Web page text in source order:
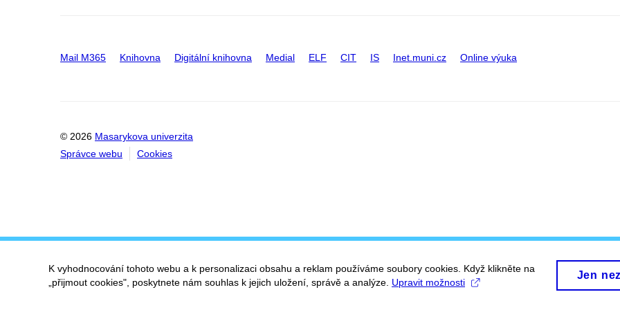
Mail M365 Knihovna Digitální knihovna Medial ELF CIT IS Inet.muni.cz Online výuka
© 2026 Masarykova univerzita
Správce webu
Cookies
K vyhodnocování tohoto webu a k personalizaci obsahu a reklam používáme soubory cookies. Když klikněte na
„přijmout cookies", poskytnete nám souhlas k jejich uložení, správě a analýze. Upravit možnosti
Jen